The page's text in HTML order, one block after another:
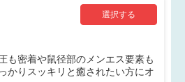
選択する
も密着や鼠径部のメンエス要素も
かりスッキリと癒されたい方にオ